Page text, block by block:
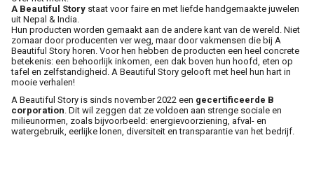
A Beautiful Story staat voor faire en met liefde handgemaakte juwelen
uit Nepal & India.
Hun producten worden gemaakt aan de andere kant van de wereld. Niet
zomaar door producenten ver weg, maar door vakmensen die bij A
Beautiful Story horen. Voor hen hebben de producten een heel concrete
betekenis: een behoorlijk inkomen, een dak boven hun hoofd, eten op
tafel en zelfstandigheid. A Beautiful Story gelooft met heel hun hart in
mooie verhalen!
A Beautiful Story is sinds november 2022 een gecertificeerde B
corporation . Dit wil zeggen dat ze voldoen aan strenge sociale en
milieunormen, zoals bijvoorbeeld: energievoorziening, afval- en
watergebruik, eerlijke lonen, diversiteit en transparantie van het bedrijf.